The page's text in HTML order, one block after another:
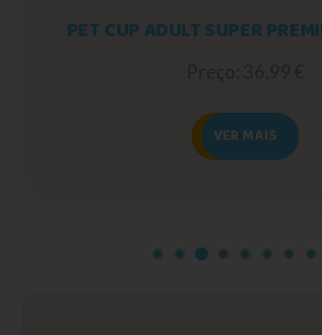
PET CUP ADULT SUPER
VER MAIS